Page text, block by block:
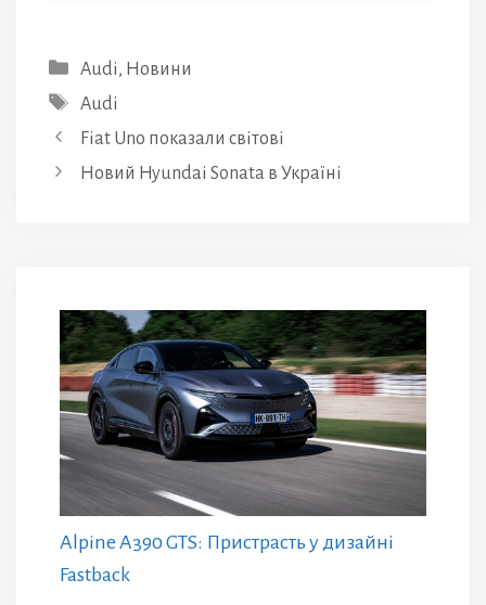
Категорії
Audi, Новини
Позначки
Audi
Fiat Uno показали світові
Новий Hyundai Sonata в Україні
Alpine A390 GTS: Пристрасть у дизайні
Fastback